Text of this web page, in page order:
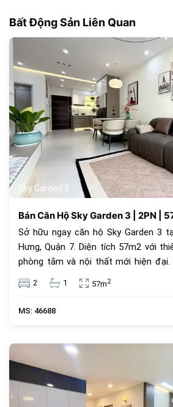
Bất Động Sản Liên Quan
Sky Garden 3
Bán Căn Hộ Sky Garden 3 | 2PN |
Sở hữu ngay căn hộ Sky Garden 3
Hưng, Quận 7. Diện tích 57m2 với
phòng tắm và nội thất mới hiện đại.
đồng, đây là lựa chọn an cư lý
thuê sinh lời cao trong cộng đồng văn
2 1 57m2
MS: 46688